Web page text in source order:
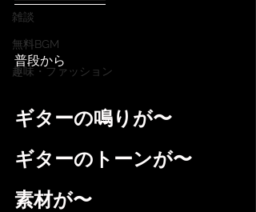
雑談
無料BGM
趣味・ファッション
普段から
ギターの鳴りが〜
ギターのトーンが〜
素材が〜